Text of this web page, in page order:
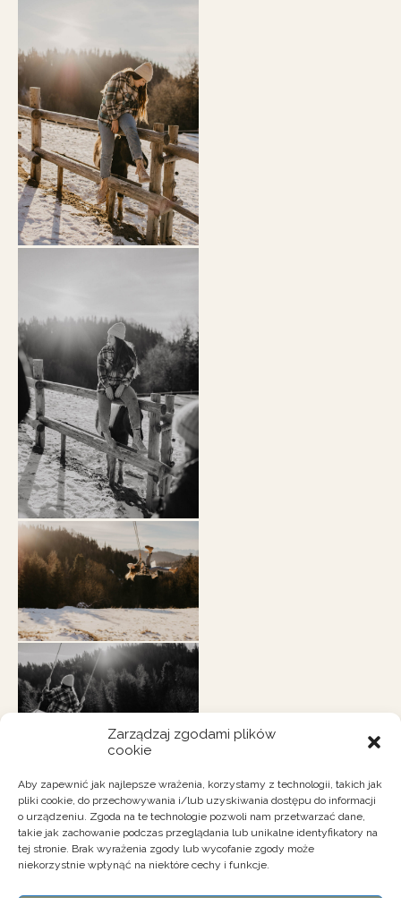
Zarządzaj zgodami plików
cookie
Aby zapewnić jak najlepsze wrażenia, korzystamy z technologii, takich jak
pliki cookie, do przechowywania i/lub uzyskiwania dostępu do informacji
o urządzeniu. Zgoda na te technologie pozwoli nam przetwarzać dane,
takie jak zachowanie podczas przeglądania lub unikalne identyfikatory na
tej stronie. Brak wyrażenia zgody lub wycofanie zgody może
niekorzystnie wpłynąć na niektóre cechy i funkcje.